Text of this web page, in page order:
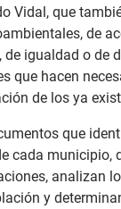
Vidal, que
de
de igualdad o de
que hacen
de los ya
que
cada municipio,
analizan
y